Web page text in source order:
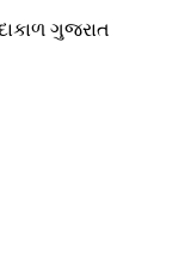
ગુજરાત